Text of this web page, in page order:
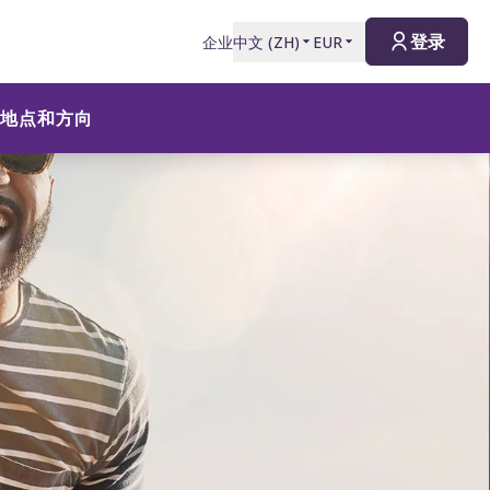
企业中文 (ZH) EUR 登录
地点和方向